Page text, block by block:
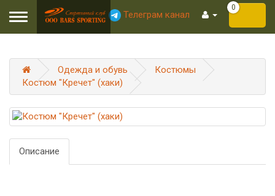
Toggle
Телеграм канал
0
Одежда и обувь
Костюмы
Костюм "Кречет" (хаки)
Описание